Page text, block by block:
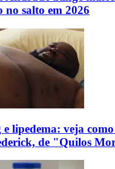
no salto em 2026
e lipedema: veja
de "Quilos